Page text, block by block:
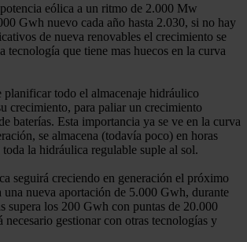
potencia eólica a un ritmo de 2.000 Mw
Gwh nuevo cada año hasta 2.030, si no hay
de nueva renovables el crecimiento se
tecnología que tiene mas huecos en la curva
planificar todo el almacenaje hidráulico
crecimiento, para paliar un crecimiento
baterías. Esta importancia ya se ve en la curva
se almacena (todavía poco) en horas
toda la hidráulica regulable suple al sol.
seguirá creciendo en generación el próximo
una nueva aportación de 5.000 Gwh, durante
supera los 200 Gwh con puntas de 20.000
necesario gestionar con otras tecnologías y